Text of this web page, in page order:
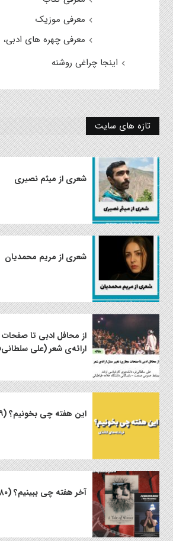
معرفی موزیک
معرفی چهره های
اینجا چراغی روشنه
تازه های سایت
شعری از میثم نصیری
شعری از مریم محمدیان
از محافل ادبی تا
ارائه‌ی شعر (علی
این هفته چی بخونیم؟ (۷۹)
آخر هفته چی ببینیم؟ (۸۰)